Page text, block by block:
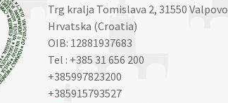
Trg kralja Tomislava 2, 31550 Valpovo
Hrvatska (Croatia)
OIB: 12881937683
Tel : +385 31 656 200
+385997823200
+385915793527